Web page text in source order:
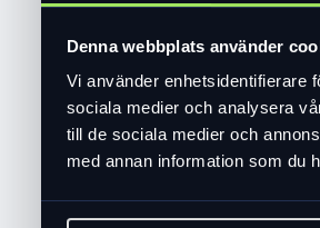
Denna webbplats använder
Vi använder enhetsidentifierare
sociala medier och analysera
till de sociala medier och
med annan information som du